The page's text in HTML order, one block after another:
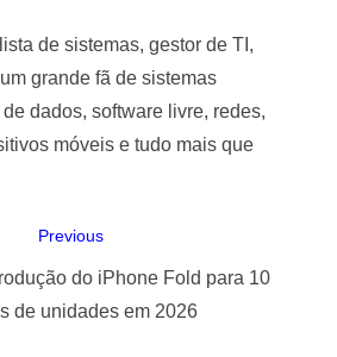
de sistemas, gestor de TI,
grande fã de sistemas
dados, software livre, redes,
móveis e tudo mais que
Previous
do iPhone Fold para 10
de unidades em 2026